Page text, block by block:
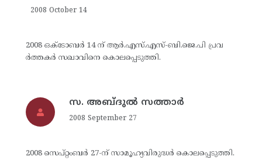
2008 October 14
2008 ഒക്‌ടോബര്‍ 14 ന് ആര്‍.എസ്.എസ്-ബി.ജെ.പി പ്രവ
ര്‍ത്തകര്‍ സഖാവിനെ കൊലപ്പെടുത്തി.
സ. അബ്ദുല്‍ സത്താര്‍
2008 September 27
2008 സെപ്റ്റംബര്‍ 27-ന് സാമൂഹ്യവിരുദ്ധര്‍ കൊലപ്പെടുത്തി.